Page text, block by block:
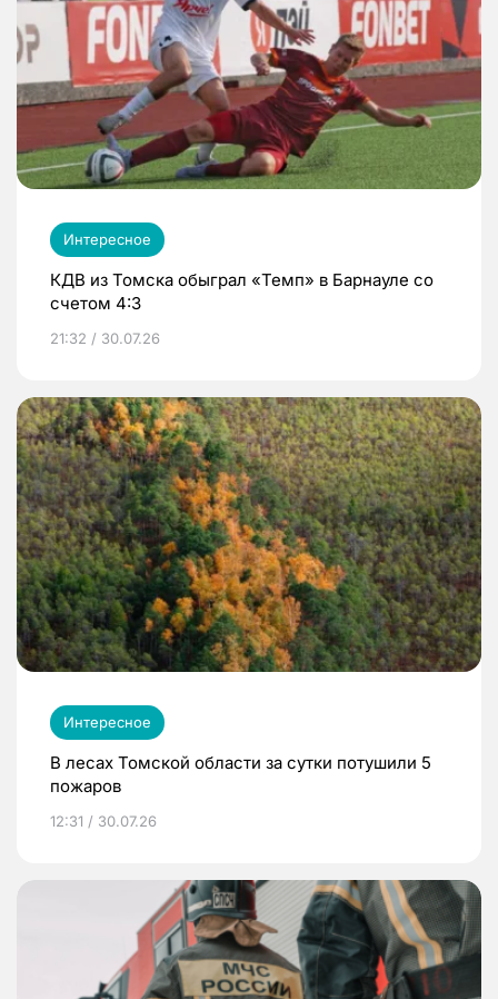
Интересное
КДВ из Томска обыграл «Темп» в Барнауле со
счетом 4:3
21:32 / 30.07.26
Интересное
В лесах Томской области за сутки потушили 5
пожаров
12:31 / 30.07.26